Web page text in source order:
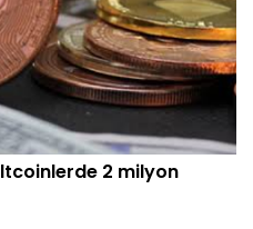
2 milyon